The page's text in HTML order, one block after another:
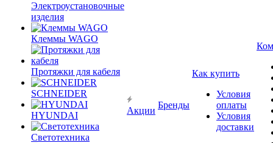
Электроустановочные
изделия
Клеммы WAGO
Протяжки для кабеля
SCHNEIDER
HYUNDAI
Светотехника
Акции
Бренды
Как купить
Условия
оплаты
Условия
доставки